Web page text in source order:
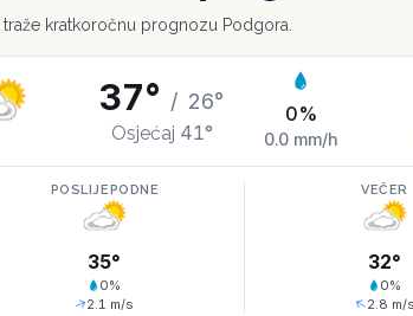
traže kratkoročnu prognozu Podgora
37° / 26°
Osjećaj 41°
0%
0.0mm/h
POSLIJEPODNE
35°
0%
2.1 m/s
VEČER
32°
0%
2.8 m/s